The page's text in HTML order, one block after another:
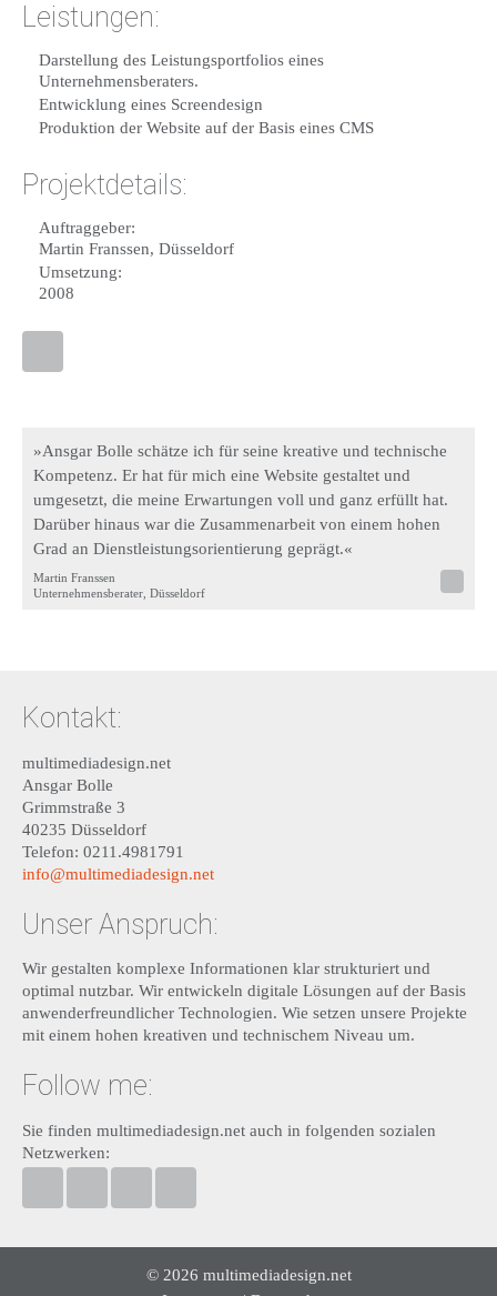
Leistungen:
Darstellung des Leistungsportfolios eines
Unternehmensberaters.
Entwicklung eines Screendesign
Produktion der Website auf der Basis eines CMS
Projektdetails:
Auftraggeber:
Martin Franssen, Düsseldorf
Umsetzung:
2008
»Ansgar Bolle schätze ich für seine kreative und technische
Kompetenz. Er hat für mich eine Website gestaltet und
umgesetzt, die meine Erwartungen voll und ganz erfüllt hat.
Darüber hinaus war die Zusammenarbeit von einem hohen
Grad an Dienstleistungsorientierung geprägt.«
Martin Franssen
Unternehmensberater, Düsseldorf
Kontakt:
multimediadesign.net
Ansgar Bolle
Grimmstraße 3
40235 Düsseldorf
Telefon: 0211.4981791
info@multimediadesign.net
Unser Anspruch:
Wir gestalten komplexe Informationen klar strukturiert und
optimal nutzbar. Wir entwickeln digitale Lösungen auf der Basis
anwenderfreundlicher Technologien. Wie setzen unsere Projekte
mit einem hohen kreativen und technischem Niveau um.
Follow me:
Sie finden multimediadesign.net auch in folgenden sozialen
Netzwerken:
© 2026 multimediadesign.net